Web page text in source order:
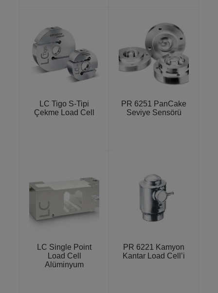
LC Tigo S-Tipi
Çekme Load Cell
PR 6251 PanCake
Seviye Sensörü
LC Single Point
Load Cell
Alüminyum
PR 6221 Kamyon
Kantar Load Cell’i